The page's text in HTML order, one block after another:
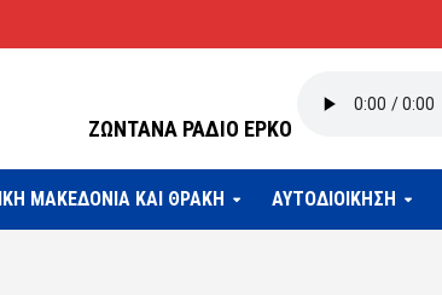
ΖΩΝΤΑΝΑ ΡΑΔΙΟ ΕΡΚΟ
ΜΑΚΕΔΟΝΙΑ ΚΑΙ ΘΡΑΚΗ ΑΥΤΟΔΙΟΙΚΗΣΗ